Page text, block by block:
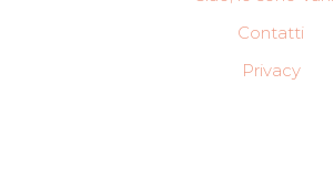
Contatti
Privacy